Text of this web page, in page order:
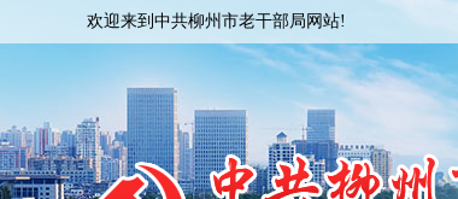
欢迎来到中共柳州市老干部局网站!